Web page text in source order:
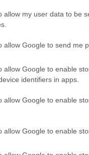
allow my user data to be
allow Google to send me
allow Google to enable
identifiers in apps.
allow Google to enable
allow Google to enable
aká ľahká
dvoch 18V
výkonom, ale aj
množstvom užitočných
mája 2023
treba urobiť v
ako ju pripraviť
a odstraňovanie